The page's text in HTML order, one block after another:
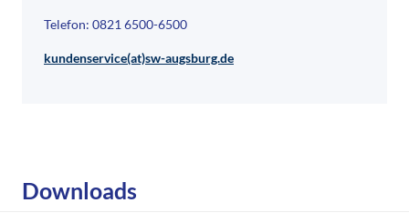
Telefon: 0821 6500-6500
kundenservice(at)sw-augsburg.de
Downloads